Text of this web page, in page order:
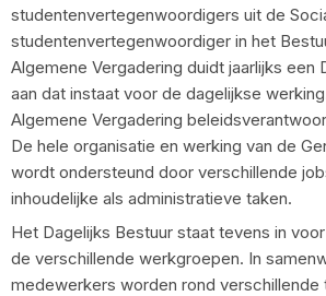
studentenvertegenwoordigers uit de
studentenvertegenwoordiger in het
Algemene Vergadering duidt jaarlijks een
aan dat instaat voor de dagelijkse
Algemene Vergadering
De hele organisatie en werking van de
wordt ondersteund door verschillende
inhoudelijke als administratieve taken.
Het Dagelijks Bestuur staat tevens in
de verschillende werkgroepen. In
medewerkers worden rond verschillende